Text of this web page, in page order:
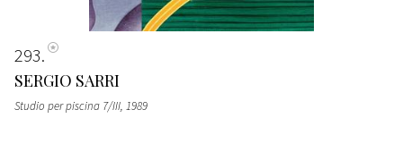
293
SERGIO SARRI
Studio per piscina 7/III, 1989